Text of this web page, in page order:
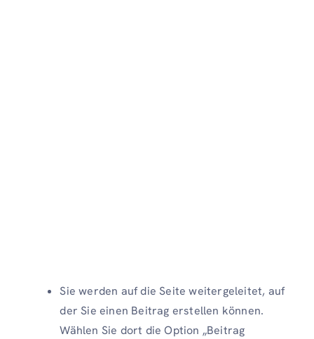
Sie werden auf die Seite weitergeleitet, auf
der Sie einen Beitrag erstellen können.
Wählen Sie dort die Option „Beitrag